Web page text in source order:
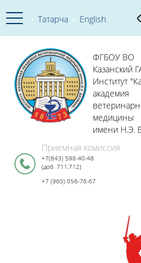
Татарча English
ФГБОУ ВО
Казанский
Институт
академия
медицины
имени Н.Э.
Приемная комиссия
+7(843) 598-40-48
(доб. 711,712)
+7 (960) 056-76-67